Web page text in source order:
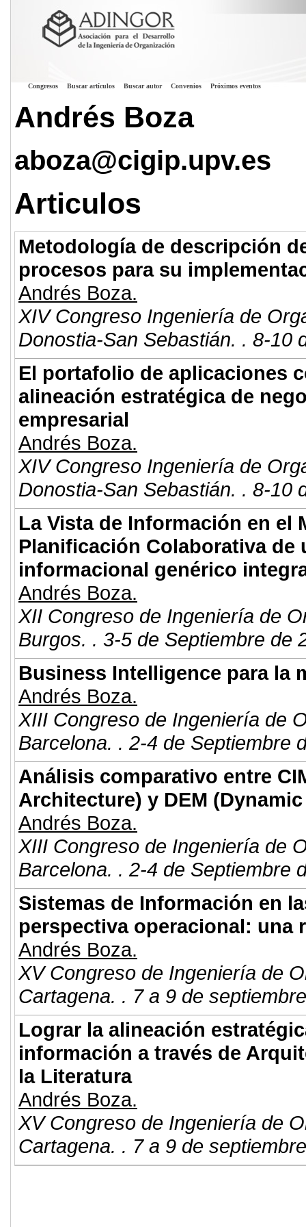
Congresos Buscar artículos Buscar autor Convenios Próximos eventos
Andrés Boza
aboza@cigip.upv.es
Articulos
Metodología de descripción
procesos para su
Andrés Boza.
XIV Congreso Ingeniería de
Donostia-San Sebastián. . 8-10
El portafolio de aplicaciones
alineación estratégica de
empresarial
Andrés Boza.
XIV Congreso Ingeniería de
Donostia-San Sebastián. . 8-10
La Vista de Información en el
Planificación Colaborativa de
informacional genérico
Andrés Boza.
XII Congreso de Ingeniería de
Burgos. . 3-5 de Septiembre de
Business Intelligence para la
Andrés Boza.
XIII Congreso de Ingeniería de
Barcelona. . 2-4 de Septiembre
Análisis comparativo entre
Architecture) y DEM
Andrés Boza.
XIII Congreso de Ingeniería de
Barcelona. . 2-4 de Septiembre
Sistemas de Información en
perspectiva operacional: una
Andrés Boza.
XV Congreso de Ingeniería de
Cartagena. . 7 a 9 de
Lograr la alineación
información a través de
la Literatura
Andrés Boza.
XV Congreso de Ingeniería de
Cartagena. . 7 a 9 de